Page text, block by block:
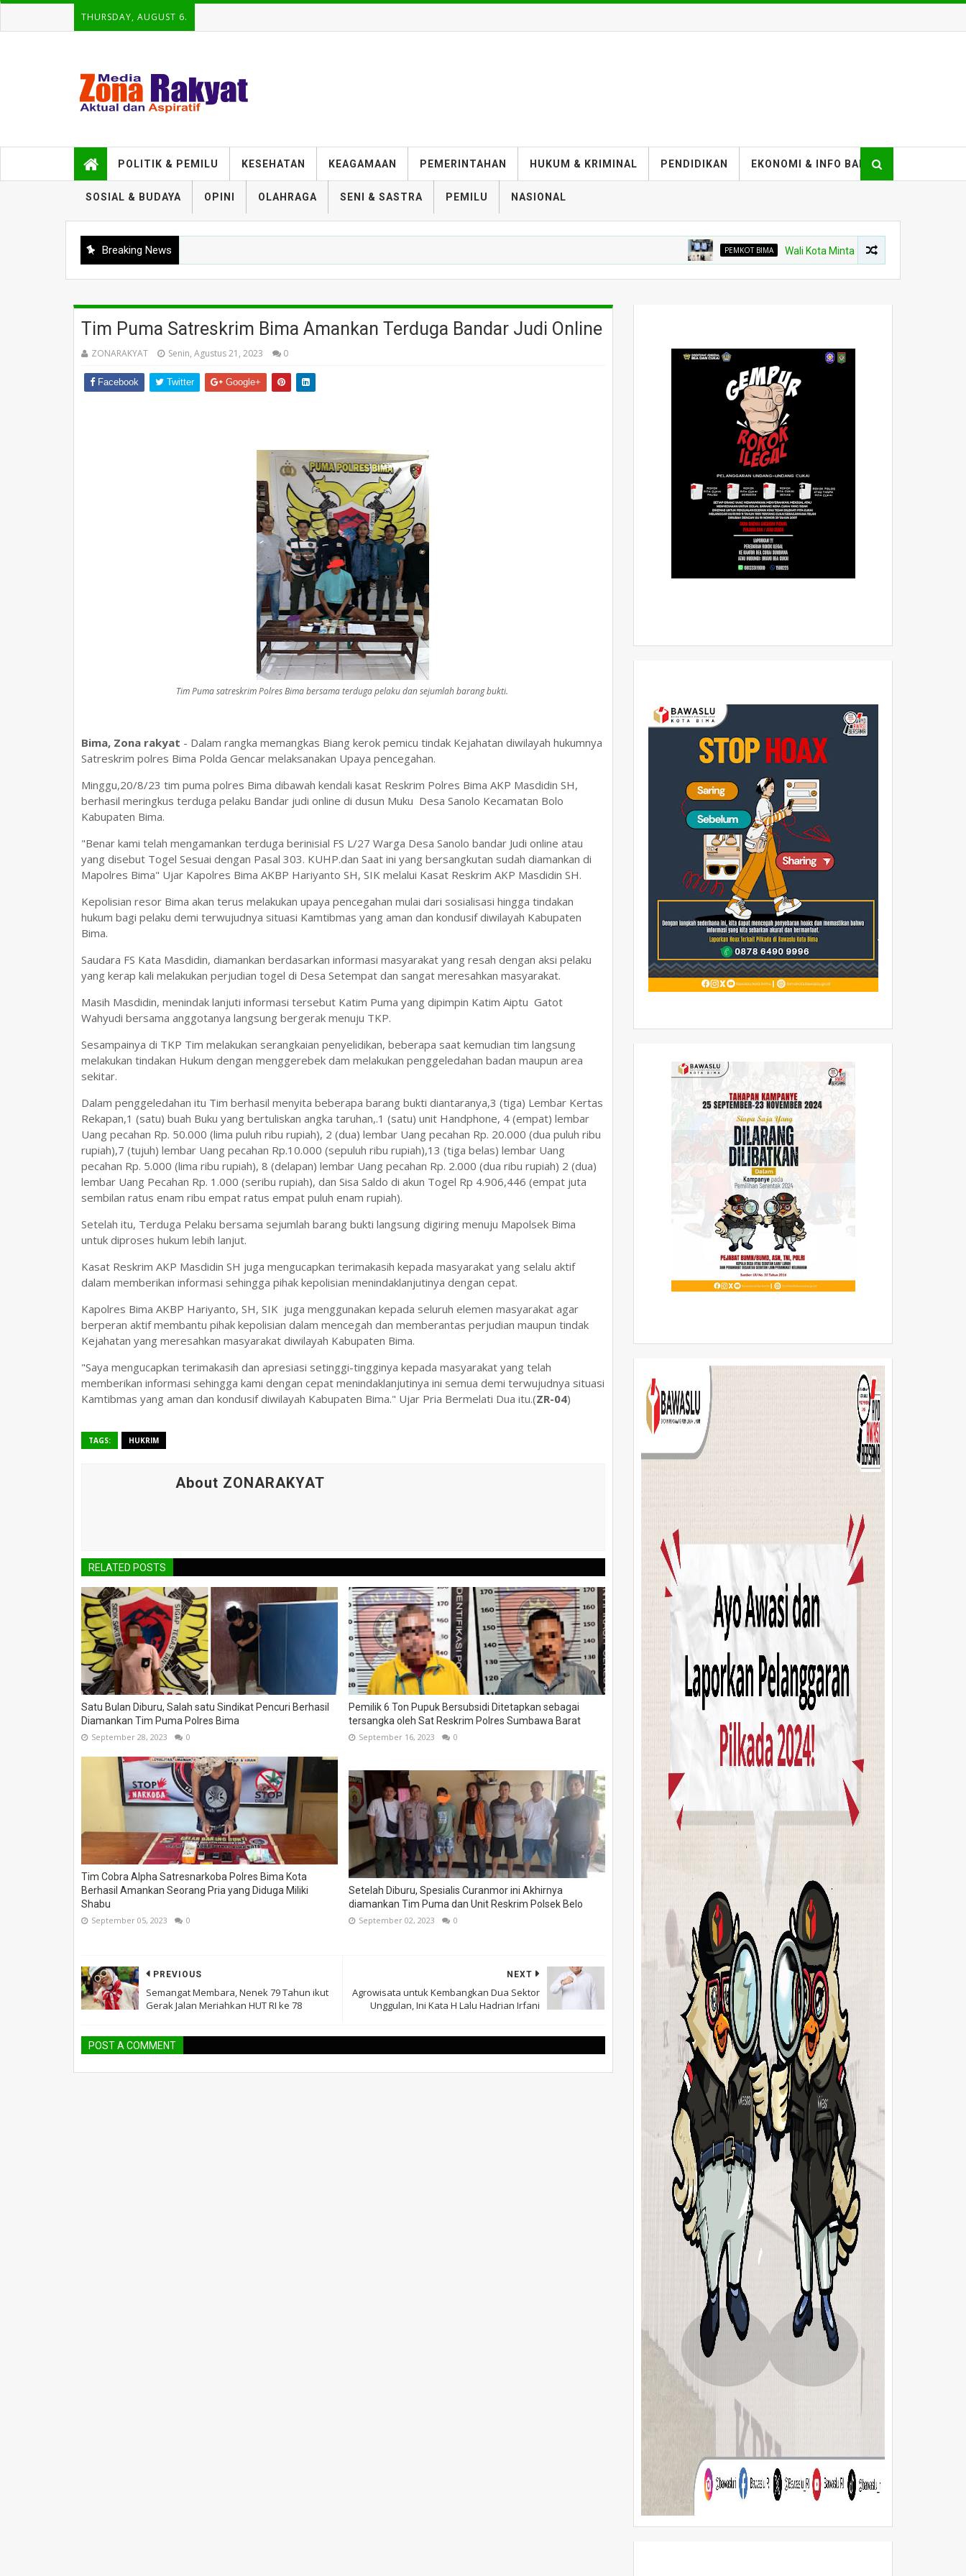
THURSDAY, AUGUST 6.
POLITIK & PEMILU KESEHATAN KEAGAMAAN PEMERINTAHAN HUKUM & KRIMINAL PENDIDIKAN EKONOMI & INFO BANK
SOSIAL & BUDAYA OPINI OLAHRAGA SENI & SASTRA PEMILU NASIONAL
Breaking News PEMKOT BIMA Wali Kota Minta Pembangunan Gedung Rawat
Tim Puma Satreskrim Bima Amankan Terduga Bandar Judi Online
ZONARAKYAT Senin, Agustus 21, 2023 0
Facebook Twitter Google+
Tim Puma satreskrim Polres Bima bersama terduga pelaku dan sejumlah barang bukti.
Bima, Zona rakyat - Dalam rangka memangkas Biang kerok pemicu tindak Kejahatan diwilayah hukumnya
Satreskrim polres Bima Polda Gencar melaksanakan Upaya pencegahan.
Minggu,20/8/23 tim puma polres Bima dibawah kendali kasat Reskrim Polres Bima AKP Masdidin SH,
berhasil meringkus terduga pelaku Bandar judi online di dusun Muku Desa Sanolo Kecamatan Bolo
Kabupaten Bima.
"Benar kami telah mengamankan terduga berinisial FS L/27 Warga Desa Sanolo bandar Judi online atau
yang disebut Togel Sesuai dengan Pasal 303. KUHP.dan Saat ini yang bersangkutan sudah diamankan di
Mapolres Bima" Ujar Kapolres Bima AKBP Hariyanto SH, SIK melalui Kasat Reskrim AKP Masdidin SH.
Kepolisian resor Bima akan terus melakukan upaya pencegahan mulai dari sosialisasi hingga tindakan
hukum bagi pelaku demi terwujudnya situasi Kamtibmas yang aman dan kondusif diwilayah Kabupaten
Bima.
Saudara FS Kata Masdidin, diamankan berdasarkan informasi masyarakat yang resah dengan aksi pelaku
yang kerap kali melakukan perjudian togel di Desa Setempat dan sangat meresahkan masyarakat.
Masih Masdidin, menindak lanjuti informasi tersebut Katim Puma yang dipimpin Katim Aiptu Gatot
Wahyudi bersama anggotanya langsung bergerak menuju TKP.
Sesampainya di TKP Tim melakukan serangkaian penyelidikan, beberapa saat kemudian tim langsung
melakukan tindakan Hukum dengan menggerebek dam melakukan penggeledahan badan maupun area
sekitar.
Dalam penggeledahan itu Tim berhasil menyita beberapa barang bukti diantaranya,3 (tiga) Lembar Kertas
Rekapan,1 (satu) buah Buku yang bertuliskan angka taruhan,.1 (satu) unit Handphone, 4 (empat) lembar
Uang pecahan Rp. 50.000 (lima puluh ribu rupiah), 2 (dua) lembar Uang pecahan Rp. 20.000 (dua puluh ribu
rupiah),7 (tujuh) lembar Uang pecahan Rp.10.000 (sepuluh ribu rupiah),13 (tiga belas) lembar Uang
pecahan Rp. 5.000 (lima ribu rupiah), 8 (delapan) lembar Uang pecahan Rp. 2.000 (dua ribu rupiah) 2 (dua)
lembar Uang Pecahan Rp. 1.000 (seribu rupiah), dan Sisa Saldo di akun Togel Rp 4.906,446 (empat juta
sembilan ratus enam ribu empat ratus empat puluh enam rupiah).
Setelah itu, Terduga Pelaku bersama sejumlah barang bukti langsung digiring menuju Mapolsek Bima
untuk diproses hukum lebih lanjut.
Kasat Reskrim AKP Masdidin SH juga mengucapkan terimakasih kepada masyarakat yang selalu aktif
dalam memberikan informasi sehingga pihak kepolisian menindaklanjutinya dengan cepat.
Kapolres Bima AKBP Hariyanto, SH, SIK juga menggunakan kepada seluruh elemen masyarakat agar
berperan aktif membantu pihak kepolisian dalam mencegah dan memberantas perjudian maupun tindak
Kejahatan yang meresahkan masyarakat diwilayah Kabupaten Bima.
"Saya mengucapkan terimakasih dan apresiasi setinggi-tingginya kepada masyarakat yang telah
memberikan informasi sehingga kami dengan cepat menindaklanjutinya ini semua demi terwujudnya situasi
Kamtibmas yang aman dan kondusif diwilayah Kabupaten Bima." Ujar Pria Bermelati Dua itu.(ZR-04)
TAGS: HUKRIM
About ZONARAKYAT
RELATED POSTS
Satu Bulan Diburu, Salah satu Sindikat Pencuri Berhasil
Diamankan Tim Puma Polres Bima
September 28, 2023 0
Pemilik 6 Ton Pupuk Bersubsidi Ditetapkan sebagai
tersangka oleh Sat Reskrim Polres Sumbawa Barat
September 16, 2023 0
Tim Cobra Alpha Satresnarkoba Polres Bima Kota
Berhasil Amankan Seorang Pria yang Diduga Miliki
Shabu
September 05, 2023 0
Setelah Diburu, Spesialis Curanmor ini Akhirnya
diamankan Tim Puma dan Unit Reskrim Polsek Belo
September 02, 2023 0
NEXT
Agrowisata untuk Kembangkan Dua Sektor
Unggulan, Ini Kata H Lalu Hadrian Irfani
PREVIOUS
Semangat Membara, Nenek 79 Tahun ikut
Gerak Jalan Meriahkan HUT RI ke 78
POST A COMMENT